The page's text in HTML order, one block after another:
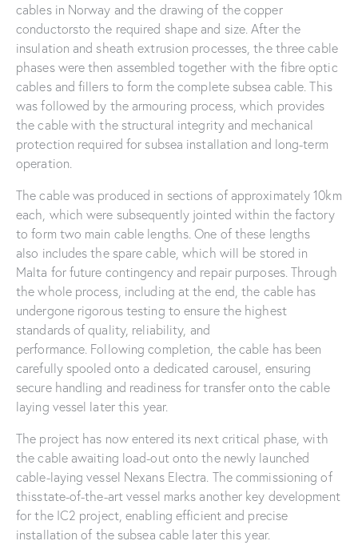
cables in Norway and the drawing of the copper
conductorsto the required shape and size. After the
insulation and sheath extrusion processes, the three cable
phases were then assembled together with the fibre optic
cables and fillers to form the complete subsea cable. This
was followed by the armouring process, which provides
the cable with the structural integrity and mechanical
protection required for subsea installation and long-term
operation.
The cable was produced in sections of approximately 10km
each, which were subsequently jointed within the factory
to form two main cable lengths. One of these lengths
also includes the spare cable, which will be stored in
Malta for future contingency and repair purposes. Through
the whole process, including at the end, the cable has
undergone rigorous testing to ensure the highest
standards of quality, reliability, and
performance. Following completion, the cable has been
carefully spooled onto a dedicated carousel, ensuring
secure handling and readiness for transfer onto the cable
laying vessel later this year.
The project has now entered its next critical phase, with
the cable awaiting load-out onto the newly launched
cable-laying vessel Nexans Electra. The commissioning of
thisstate-of-the-art vessel marks another key development
for the IC2 project, enabling efficient and precise
installation of the subsea cable later this year.